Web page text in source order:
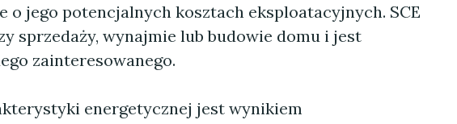
o jego potencjalnych kosztach eksploatacyjnych. SCE
sprzedaży, wynajmie lub budowie domu i jest
zainteresowanego.
energetycznej jest wynikiem